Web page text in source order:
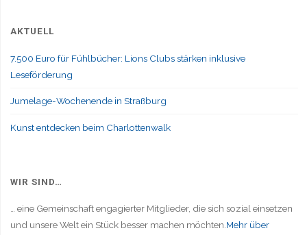
AKTUELL
7.500 Euro für Fühlbücher: Lions Clubs stärken inklusive
Leseförderung
Jumelage-Wochenende in Straßburg
Kunst entdecken beim Charlottenwalk
WIR SIND…
… eine Gemeinschaft engagierter Mitglieder, die sich sozial einsetzen
und unsere Welt ein Stück besser machen möchten.Mehr über